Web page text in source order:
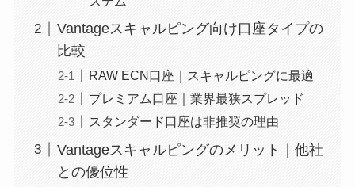
Vantageスキャルピング向け口座タイプの
比較
RAW ECN口座｜スキャルピングに最適
プレミアム口座｜業界最狭スプレッド
スタンダード口座は非推奨の理由
Vantageスキャルピングのメリット｜他社
との優位性